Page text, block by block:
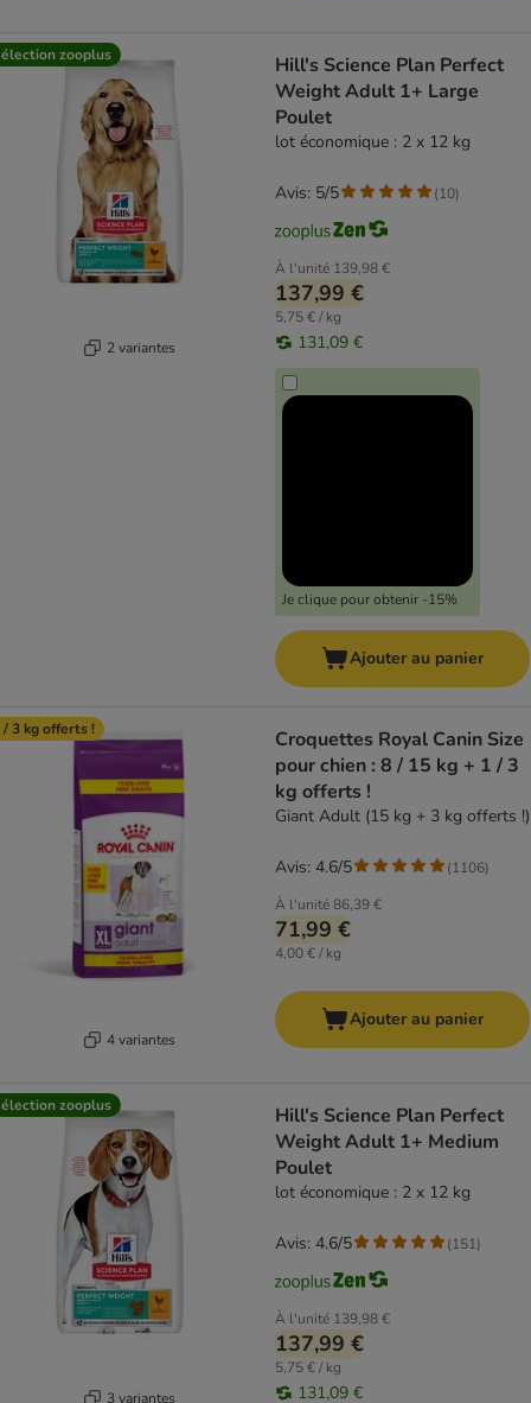
zooplus
2 variantes
Hill's Science Plan Perfect
Weight Adult 1+ Large
Poulet
lot économique : 2 x 12 kg
À l'unité 139,98 €
137,99 €
5,75 € / kg
131,09 €
Je clique pour obtenir -15%
Avis: 5/5 (10)
Ajouter au panier
/ 3 kg offerts !
4 variantes
Croquettes Royal Canin Size
pour chien : 8 / 15 kg + 1 / 3
kg offerts !
Giant Adult (15 kg + 3 kg offerts !)
À l'unité86,39 €
71,99 €
4,00 € / kg
Avis: 4.6/5 (1106)
Ajouter au panier
zooplus
3 variantes
Hill's Science Plan Perfect
Weight Adult 1+ Medium
Poulet
lot économique : 2 x 12 kg
À l'unité 139,98 €
137,99 €
5,75 € / kg
131,09 €
Avis: 4.6/5 (151)